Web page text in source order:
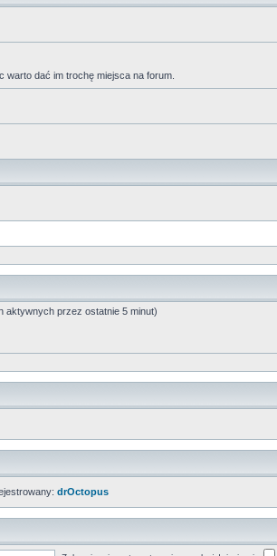
dać im trochę miejsca na forum.
aktywnych przez ostatnie 5 minut)
drOctopus